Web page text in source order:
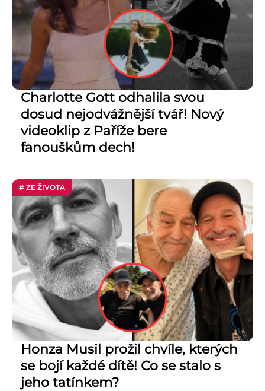
Charlotte Gott odhalila svou
dosud nejodvážnější tvář! Nový
videoklip z Paříže bere
fanouškům dech!
# ZE ŽIVOTA
Honza Musil prožil chvíle, kterých
se bojí každé dítě! Co se stalo s
jeho tatínkem?